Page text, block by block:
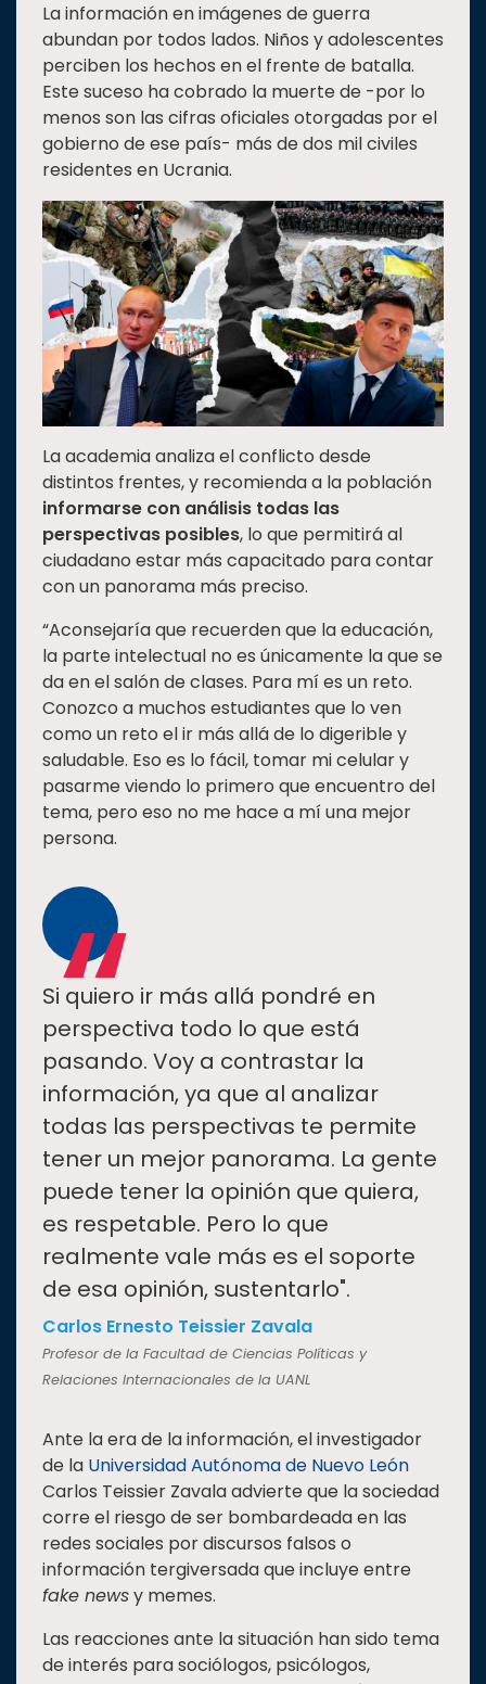
Historia
Universiada
Nacional
La información en imágenes de guerra
abundan por todos lados. Niños y adolescentes
perciben los hechos en el frente de batalla.
Este suceso ha cobrado la muerte de -por lo
menos son las cifras oficiales otorgadas por el
gobierno de ese país- más de dos mil civiles
residentes en Ucrania.
La academia analiza el conflicto desde
distintos frentes, y recomienda a la población
informarse con análisis todas las
perspectivas posibles, lo que permitirá al
ciudadano estar más capacitado para contar
con un panorama más preciso.
“Aconsejaría que recuerden que la educación,
la parte intelectual no es únicamente la que se
da en el salón de clases. Para mí es un reto.
Conozco a muchos estudiantes que lo ven
como un reto el ir más allá de lo digerible y
saludable. Eso es lo fácil, tomar mi celular y
pasarme viendo lo primero que encuentro del
tema, pero eso no me hace a mí una mejor
persona.
“
Si quiero ir más allá pondré en
perspectiva todo lo que está
pasando. Voy a contrastar la
información, ya que al analizar
todas las perspectivas te permite
tener un mejor panorama. La gente
puede tener la opinión que quiera,
es respetable. Pero lo que
realmente vale más es el soporte
de esa opinión, sustentarlo".
Carlos Ernesto Teissier Zavala
Profesor de la Facultad de Ciencias Políticas y
Relaciones Internacionales de la UANL
Ante la era de la información, el investigador
de la Universidad Autónoma de Nuevo León
Carlos Teissier Zavala advierte que la sociedad
corre el riesgo de ser bombardeada en las
redes sociales por discursos falsos o
información tergiversada que incluye entre
fake newsy memes.
Las reacciones ante la situación han sido tema
de interés para sociólogos, psicólogos,